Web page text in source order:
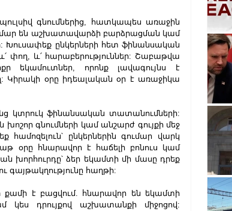
գնումներից, հատկապես առաջին
են աշխատավարձի բարձրացման կամ
Խուսափեք ընկերների հետ ֆինանսական
փող, և՛ հարաբերություններ: Շաբաթվա
եկամուտներ, որոնք լավագույնս է
Կիրակի օրը իդեալական օր է առաջիկա
կտրուկ ֆինանսական տատանումների:
գնումների կամ անշարժ գույքի մեջ
համոզելուն՝ ընկերներին գումար վարկ
օրը հնարավոր է հաճելի բոնուս կամ
խորհուրդը՝ ձեր եկամտի մի մասը դրեք
գայթակղությունը հաղթի:
քամի է բացվում. հնարավոր են եկամտի
դրույքով աշխատանքի միջոցով: